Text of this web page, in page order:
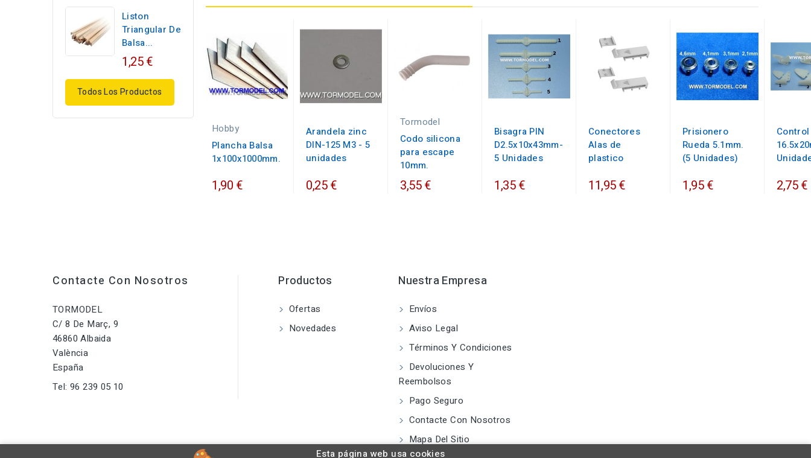
Liston
Triangular De
Balsa...
1,25 €
Todos Los Productos
Hobby
Plancha Balsa
1x100x1000mm.
1,90 €
Arandela zinc
DIN-125 M3 - 5
unidades
0,25 €
Tormodel
Codo silicona
para escape
10mm.
3,55 €
Bisagra PIN
D2.5x10x43mm-
5 Unidades
1,35 €
Conectores
Alas de
plastico
11,95 €
Prisionero
Rueda 5.1mm.
(5 Unidades)
1,95 € 2,75 €
Contacte Con Nosotros
TORMODEL
C/ 8 De Març, 9
46860 Albaida
València
España
Tel: 96 239 05 10
Productos
Ofertas
Novedades
Nuestra Empresa
Envíos
Aviso Legal
Términos Y Condiciones
Devoluciones Y
Reembolsos
Pago Seguro
Contacte Con Nosotros
Mapa Del Sitio
Esta página web usa cookies